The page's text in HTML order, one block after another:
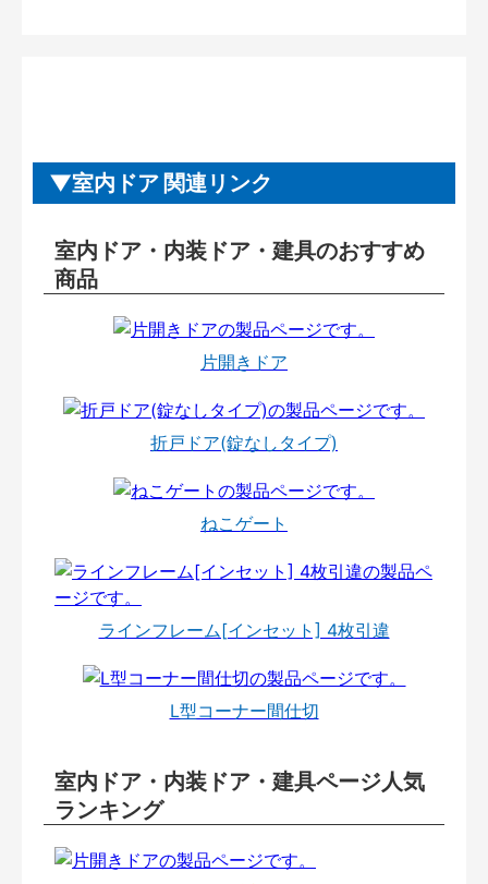
室内ドア 関連リンク
室内ドア・内装ドア・建具のおすすめ
商品
片開きドア
折戸ドア(錠なしタイプ)
ねこゲート
ラインフレーム[インセット] 4枚引違
L型コーナー間仕切
室内ドア・内装ドア・建具ページ人気
ランキング